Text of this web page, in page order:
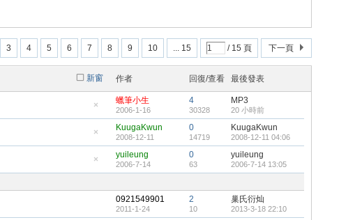
3 4 5 6 7 8 9 10 ... 15 / 15 頁 下一頁
新窗 作者 回復/查看 最後發表
藏
置
帖
蠟筆小生
2006-1-16
4
30328
MP3
20 小時前
藏
置
帖
KuugaKwun
2008-12-11
0
14719
KuugaKwun
2008-12-11 04:06
藏
頂
yuileung
2006-7-14
0
63
yuileung
2006-7-14 13:05
0921549901
2011-1-24
2
10
巢氏衍灿
2013-3-18 22:10